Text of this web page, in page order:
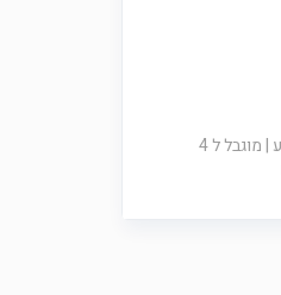
איסוף כרטיסים בקופות ביום המופע | מוגבל ל 4